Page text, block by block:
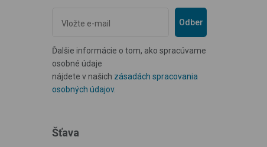
Odber
Ďalšie informácie o tom, ako spracúvame
osobné údaje
nájdete v našich zásadách spracovania
osobných údajov.
Šťava